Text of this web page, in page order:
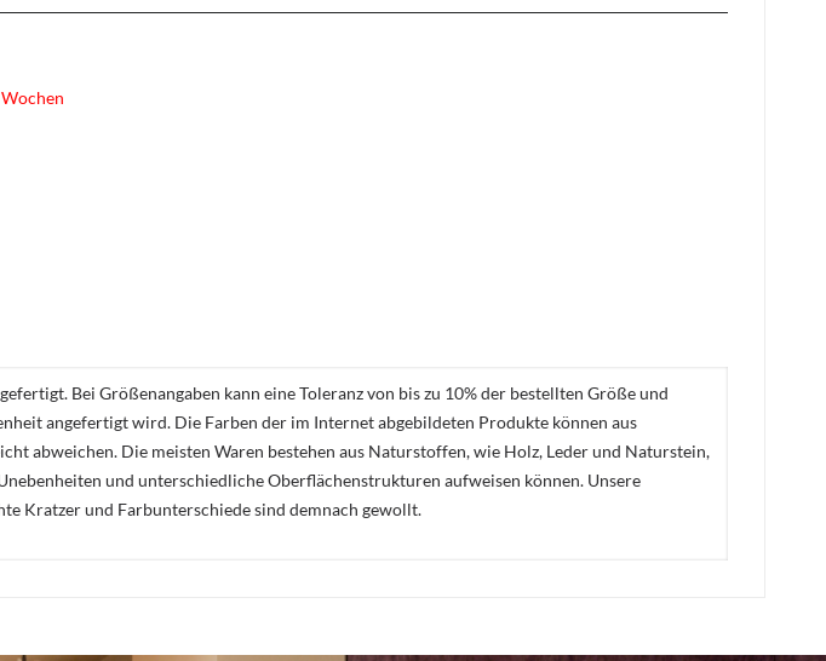
Bei Größenangaben kann eine Toleranz von bis zu 10% der bestellten Größe und
angefertigt wird. Die Farben der im Internet abgebildeten Produkte können aus
abweichen. Die meisten Waren bestehen aus Naturstoffen, wie Holz, Leder und Naturstein,
und unterschiedliche Oberflächenstrukturen aufweisen können. Unsere
Kratzer und Farbunterschiede sind demnach gewollt.